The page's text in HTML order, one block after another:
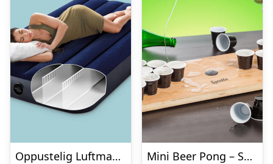
Oppustelig Luftmadras – Intex
Mini Beer Pong – Spralla